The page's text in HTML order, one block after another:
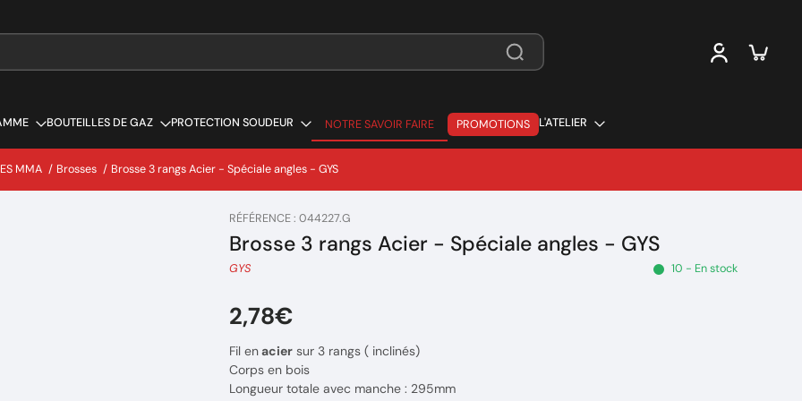
BOUTEILLES DE GAZ PROTECTION SOUDEUR
NOTRE SAVOIR FAIRE
NOTRE SAVOIR FAIRE
PROMOTIONS L'ATELIER
MMA / Brosses / Brosse 3 rangs Acier - Spéciale angles - GYS
RÉFÉRENCE : 044227.G
Brosse 3 rangs Acier - Spéciale angles - GYS
GYS 10 - En stock
2,78€
Fil enacier sur 3 rangs ( inclinés)
Corps en bois
Longueur totale avec manche : 295mm